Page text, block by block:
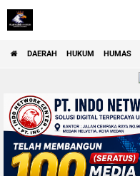
DAERAH HUKUM HUMAS